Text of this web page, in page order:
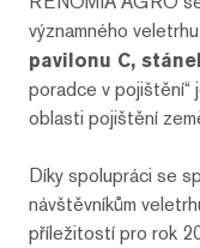
významného
pavilonu C,
poradce v pojištění“
oblasti pojištění
Díky spolupráci se
návštěvníkům
příležitostí pro rok